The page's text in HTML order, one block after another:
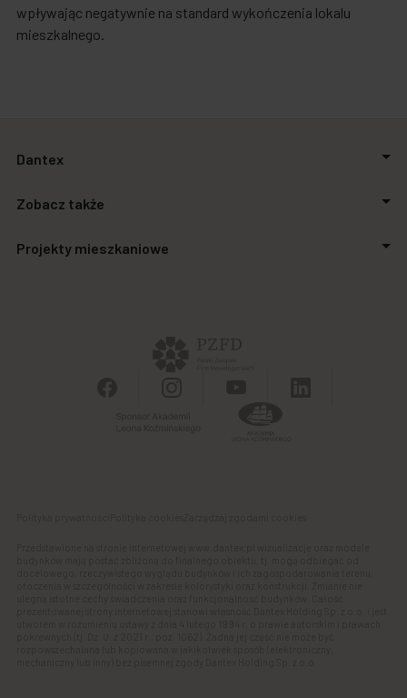
wpływając negatywnie na standard wykończenia lokalu
mieszkalnego.
Dantex
Relacje inwestorskie
Biuro prasowe
Zobacz także
Zakupimy grunty
Projekty mieszkaniowe